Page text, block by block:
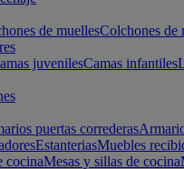
de muellesColchones de
juvenilesCamas infantiles
puertas correderas
EstanteriasMuebles
cocinaMesas y sillas de cocina